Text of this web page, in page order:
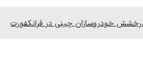
درخشش خودروسازان چینی در فرانکفورت